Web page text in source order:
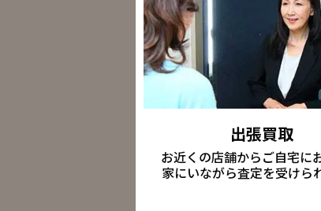
出張買取
お近くの店舗からご自宅に
家にいながら査定を受けら